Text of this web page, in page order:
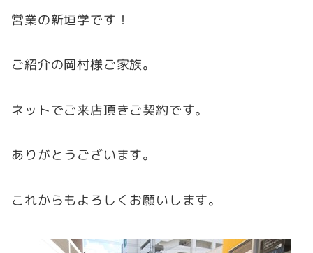
営業の新垣学です！
ご紹介の岡村様ご家族。
ネットでご来店頂きご契約です。
ありがとうございます。
これからもよろしくお願いします。